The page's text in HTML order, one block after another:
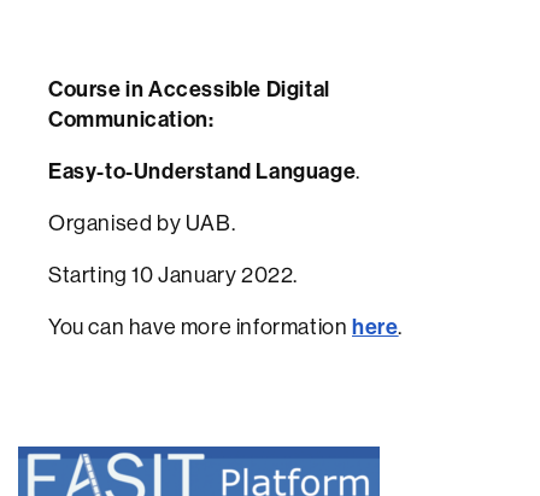
Course in Accessible Digital
Communication:
Easy-to-Understand Language.
Organised by UAB.
Starting 10 January 2022.
You can have more information here.